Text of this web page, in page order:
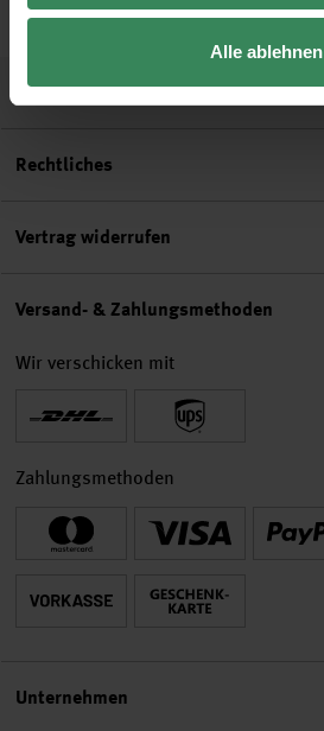
Alle ablehnen
Hilfe & Service
Rechtliches
Vertrag widerrufen
Versand- & Zahlungsmethoden
Wir verschicken mit
Zahlungsmethoden
Unternehmen